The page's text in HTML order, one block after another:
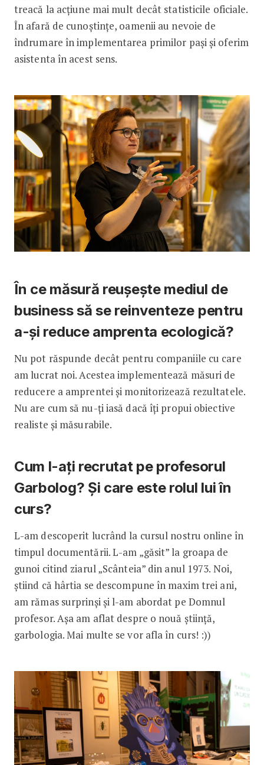
treacă la acțiune mai mult decât statisticile oficiale.
În afară de cunoștințe, oamenii au nevoie de
îndrumare în implementarea primilor pași și oferim
asistenta în acest sens.
În ce măsură reușește mediul de
business să se reinventeze pentru
a-și reduce amprenta ecologică?
Nu pot răspunde decât pentru companiile cu care
am lucrat noi. Acestea implementează măsuri de
reducere a amprentei și monitorizează rezultatele.
Nu are cum să nu-ți iasă dacă îți propui obiective
realiste și măsurabile.
Cum l-ați recrutat pe profesorul
Garbolog? Și care este rolul lui în
curs?
L-am descoperit lucrând la cursul nostru online în
timpul documentării. L-am „găsit” la groapa de
gunoi citind ziarul „Scânteia” din anul 1973. Noi,
știind că hârtia se descompune în maxim trei ani,
am rămas surprinși și l-am abordat pe Domnul
profesor. Așa am aflat despre o nouă știință,
garbologia. Mai multe se vor afla în curs! :))